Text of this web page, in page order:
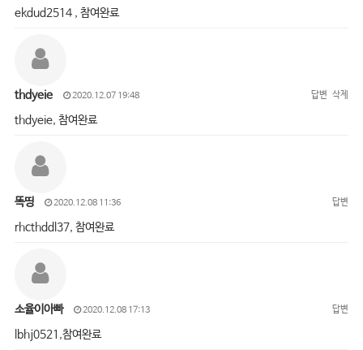
ekdud2514 , 참여완료
thdyeie 2020.12.07 19:48 답변 삭제
thdyeie, 참여완료
똑띵 2020.12.08 11:36 답변
rhcthddl37, 참여완료
소율이아빠 2020.12.08 17:13 답변
lbhj0521,참여완료